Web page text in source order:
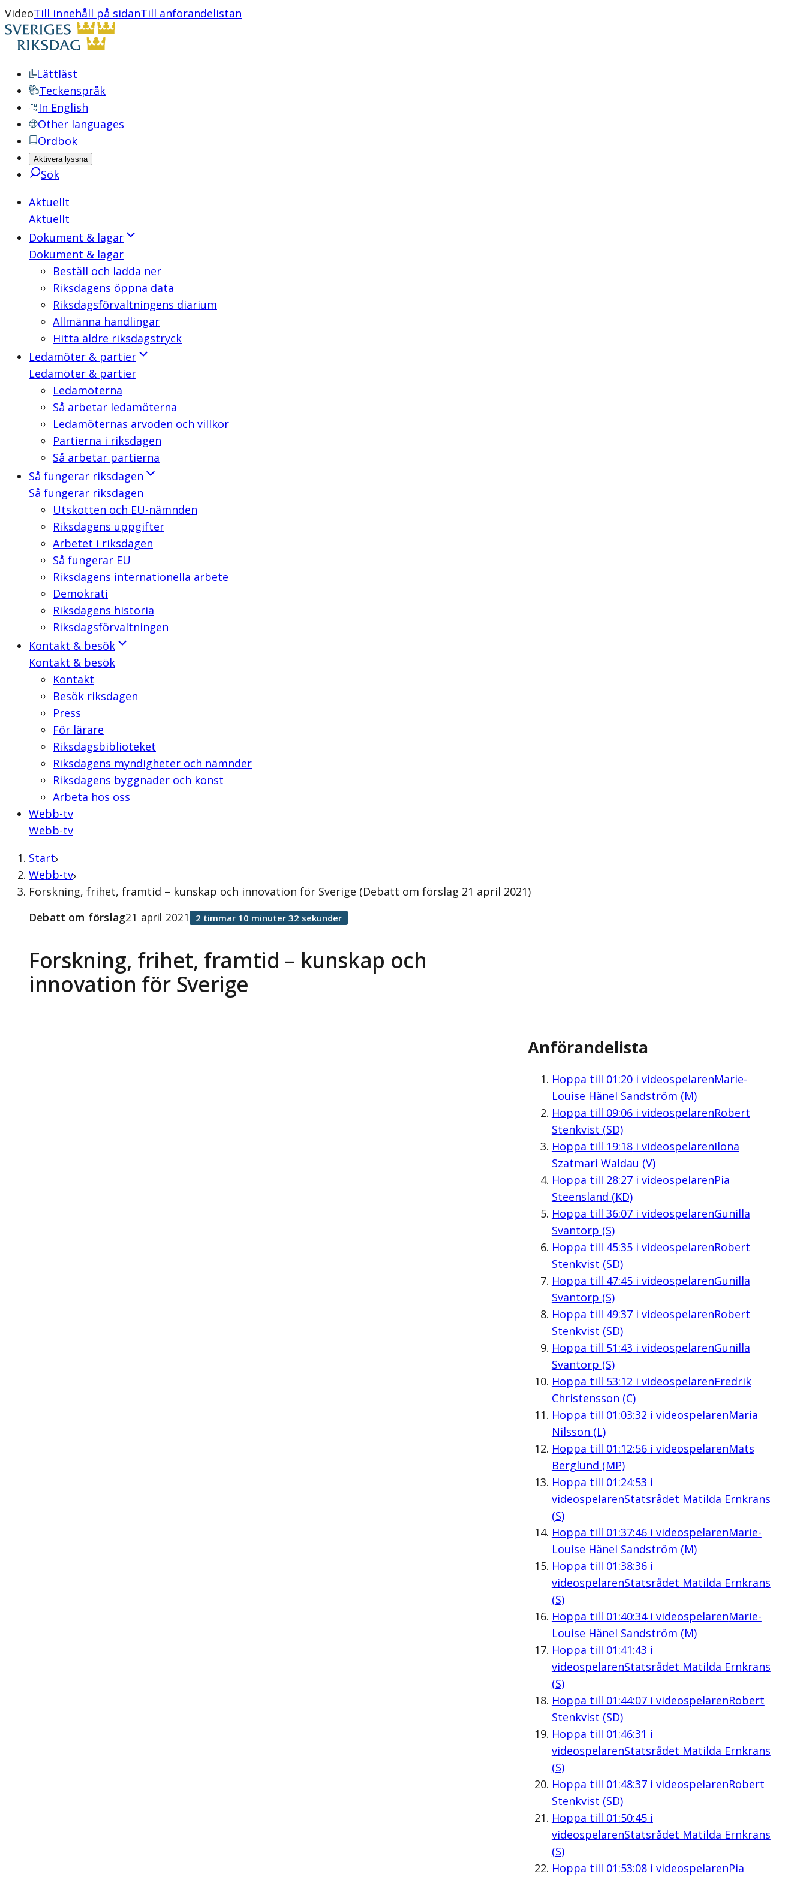
VideoTill innehåll på sidanTill anförandelistan
Lättläst
Teckenspråk
In English
Other languages
Ordbok
Aktivera lyssna
Sök
Aktuellt
Aktuellt
Dokument & lagar
Dokument & lagar
Beställ och ladda ner
Riksdagens öppna data
Riksdagsförvaltningens diarium
Allmänna handlingar
Hitta äldre riksdagstryck
Ledamöter & partier
Ledamöter & partier
Ledamöterna
Så arbetar ledamöterna
Ledamöternas arvoden och villkor
Partierna i riksdagen
Så arbetar partierna
Så fungerar riksdagen
Så fungerar riksdagen
Utskotten och EU-nämnden
Riksdagens uppgifter
Arbetet i riksdagen
Så fungerar EU
Riksdagens internationella arbete
Demokrati
Riksdagens historia
Riksdagsförvaltningen
Kontakt & besök
Kontakt & besök
Kontakt
Besök riksdagen
Press
För lärare
Riksdagsbiblioteket
Riksdagens myndigheter och nämnder
Riksdagens byggnader och konst
Arbeta hos oss
Webb-tv
Webb-tv
Start
Webb-tv
Forskning, frihet, framtid – kunskap och innovation för Sverige (Debatt om förslag 21 april 2021)
Forskning, frihet, framtid – kunskap och
innovation för Sverige
Debatt om förslag21 april 2021 2 timmar 10 minuter 32 sekunder
Anförandelista
Hoppa till 01:20i videospelarenMarie-
Louise Hänel Sandström (M)
Hoppa till 09:06i videospelarenRobert
Stenkvist (SD)
Hoppa till 19:18i videospelarenIlona
Szatmari Waldau (V)
Hoppa till 28:27i videospelarenPia
Steensland (KD)
Hoppa till 36:07i videospelarenGunilla
Svantorp (S)
Hoppa till 45:35i videospelarenRobert
Stenkvist (SD)
Hoppa till 47:45i videospelarenGunilla
Svantorp (S)
Hoppa till 49:37i videospelarenRobert
Stenkvist (SD)
Hoppa till 51:43 i videospelarenGunilla
Svantorp (S)
Hoppa till 53:12 i videospelarenFredrik
Christensson (C)
Hoppa till 01:03:32 i videospelarenMaria
Nilsson (L)
Hoppa till 01:12:56i videospelarenMats
Berglund (MP)
Hoppa till 01:24:53 i
videospelarenStatsrådet Matilda Ernkrans
(S)
Hoppa till 01:37:46i videospelarenMarie-
Louise Hänel Sandström (M)
Hoppa till 01:38:36i
videospelarenStatsrådet Matilda Ernkrans
(S)
Hoppa till 01:40:34i videospelarenMarie-
Louise Hänel Sandström (M)
Hoppa till 01:41:43 i
videospelarenStatsrådet Matilda Ernkrans
(S)
Hoppa till 01:44:07i videospelarenRobert
Stenkvist (SD)
Hoppa till 01:46:31 i
videospelarenStatsrådet Matilda Ernkrans
(S)
Hoppa till 01:48:37i videospelarenRobert
Stenkvist (SD)
Hoppa till 01:50:45i
videospelarenStatsrådet Matilda Ernkrans
(S)
Hoppa till 01:53:08i videospelarenPia